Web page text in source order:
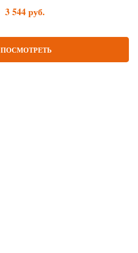
3 544 руб.
ПОСМОТРЕТЬ